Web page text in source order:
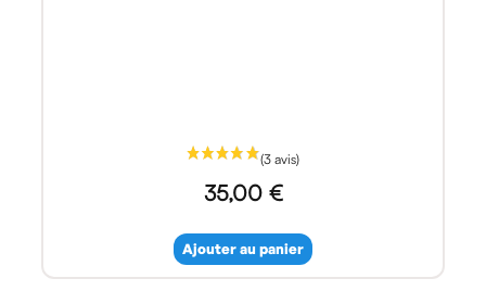
35,00 €
Ajouter au panier